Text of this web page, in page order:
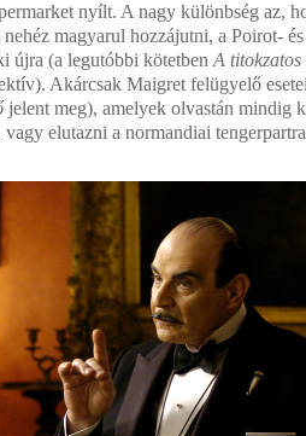
nyílt. A nagy különbség az,
magyarul hozzájutni, a Poirot-
újra (a legutóbbi kötetben A
Akárcsak Maigret felügyelő
jelent meg), amelyek olvastán mindig
elutazni a normandiai